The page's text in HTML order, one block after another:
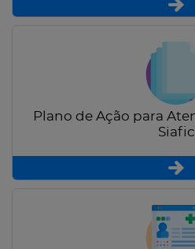
Plano de Ação para
Siafic